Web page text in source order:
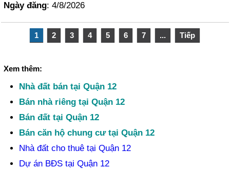
Ngày đăng: 4/8/2026
1 2 3 4 5 6 7 ... Tiếp
Xem thêm:
Nhà đất bán tại Quận 12
Bán nhà riêng tại Quận 12
Bán đất tại Quận 12
Bán căn hộ chung cư tại Quận 12
Nhà đất cho thuê tại Quận 12
Dự án BĐS tại Quận 12